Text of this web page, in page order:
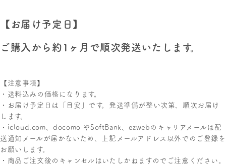
【お届け予定日】
ご購入から約1ヶ月で順次発送いたします。
【注意事項】
・送料込みの価格になります。
・お届け予定日は「目安」です。発送準備が整い次第、順次お届け
します。
・icloud.com、docomo やSoftBank、ezwebのキャリアメールは配
送通知メールが届かないため、上記メールアドレス以外でのご登録を
お願いします。
・商品ご注文後のキャンセルはいたしかねますのでご注意ください。